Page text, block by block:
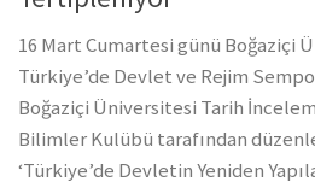
16 Mart Cumartesi günü Boğaziçi
Türkiye’de Devlet ve Rejim
Boğaziçi Üniversitesi Tarih
Bilimler Kulübü tarafından
‘Türkiye’de Devletin Yeniden